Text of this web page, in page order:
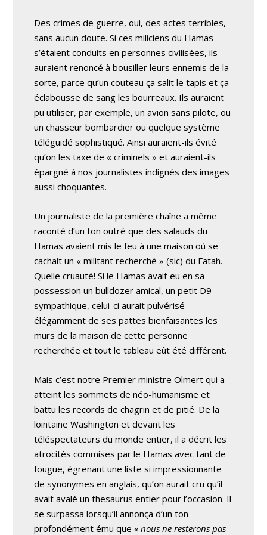
Des crimes de guerre, oui, des actes terribles,
sans aucun doute. Si ces miliciens du Hamas
s’étaient conduits en personnes civilisées, ils
auraient renoncé à bousiller leurs ennemis de la
sorte, parce qu’un couteau ça salit le tapis et ça
éclabousse de sang les bourreaux. Ils auraient
pu utiliser, par exemple, un avion sans pilote, ou
un chasseur bombardier ou quelque système
téléguidé sophistiqué. Ainsi auraient-ils évité
qu’on les taxe de « criminels » et auraient-ils
épargné à nos journalistes indignés des images
aussi choquantes.
Un journaliste de la première chaîne a même
raconté d’un ton outré que des salauds du
Hamas avaient mis le feu à une maison où se
cachait un « militant recherché » (sic) du Fatah.
Quelle cruauté! Si le Hamas avait eu en sa
possession un bulldozer amical, un petit D9
sympathique, celui-ci aurait pulvérisé
élégamment de ses pattes bienfaisantes les
murs de la maison de cette personne
recherchée et tout le tableau eût été différent.
Mais c’est notre Premier ministre Olmert qui a
atteint les sommets de néo-humanisme et
battu les records de chagrin et de pitié. De la
lointaine Washington et devant les
téléspectateurs du monde entier, il a décrit les
atrocités commises par le Hamas avec tant de
fougue, égrenant une liste si impressionnante
de synonymes en anglais, qu’on aurait cru qu’il
avait avalé un thesaurus entier pour l’occasion. Il
se surpassa lorsqu’il annonça d’un ton
profondément ému que« nous ne resterons pas